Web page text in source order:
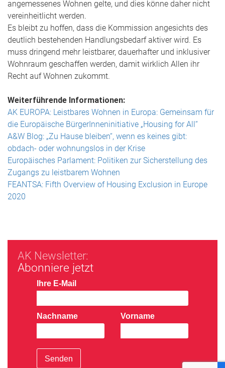
angemessenes Wohnen gelte, und dies könne daher nicht
vereinheitlicht werden.
Es bleibt zu hoffen, dass die Kommission angesichts des
deutlich bestehenden Handlungsbedarf aktiver wird. Es
muss dringend mehr leistbarer, dauerhafter und inklusiver
Wohnraum geschaffen werden, damit wirklich Allen ihr
Recht auf Wohnen zukommt.
Weiterführende Informationen:
AK EUROPA: Leistbares Wohnen in Europa: Gemeinsam für
die Europäische BürgerInneninitiative „Housing for All“
A&W Blog: „Zu Hause bleiben“, wenn es keines gibt:
obdach- oder wohnungslos in der Krise
Europäisches Parlament: Politiken zur Sicherstellung des
Zugangs zu leistbarem Wohnen
FEANTSA: Fifth Overview of Housing Exclusion in Europe
2020
AK Newsletter:
Abonniere jetzt
Ihre E-Mail
Nachname Vorname
Senden